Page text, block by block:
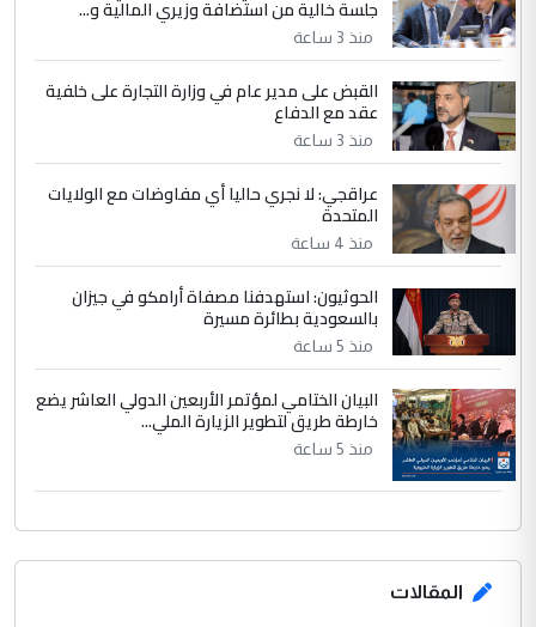
نتشرف بلقاء السيد احمد الصافي في العتبات
الحسنية لزرع ...
الموضوع :
مكتب السيد احمد الصافي : لا يوجود
لدينا اي حساب على الفيس بوك وتويتر
جلسة خالية من استضافة وزيري المالية و...
منذ 3 ساعة
القبض على مدير عام في وزارة التجارة على خلفية
عقد مع الدفاع
منذ 3 ساعة
عراقجي: لا نجري حاليا أي مفاوضات مع الولايات
المتحدة
منذ 4 ساعة
الحوثيون: استهدفنا مصفاة أرامكو في جيزان
بالسعودية بطائرة مسيرة
منذ 5 ساعة
البيان الختامي لمؤتمر الأربعين الدولي العاشر يضع
خارطة طريق لتطوير الزيارة الملي...
منذ 5 ساعة
المقالات